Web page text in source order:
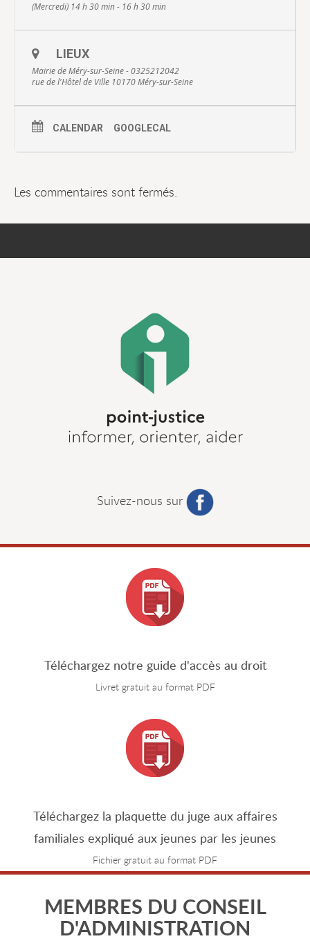
(Mercredi) 14 h 30 min - 16 h 30 min
LIEUX
Mairie de Méry-sur-Seine - 0325212042
rue de l'Hôtel de Ville 10170 Méry-sur-Seine
CALENDAR GOOGLECAL
Les commentaires sont fermés.
Suivez-nous sur
Téléchargez notre guide d'accès au droit
Livret gratuit au format PDF
Téléchargez la plaquette du juge aux affaires
familiales expliqué aux jeunes par les jeunes
Fichier gratuit au format PDF
MEMBRES DU CONSEIL
D'ADMINISTRATION